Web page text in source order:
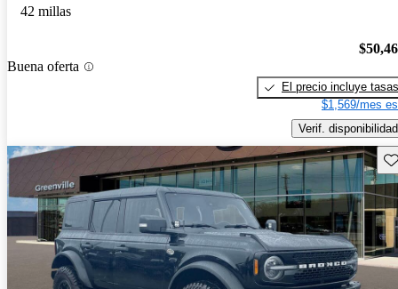
42 millas
Buena oferta
El precio incluye tasas
$1,569/mes
Verif. disponibilidad